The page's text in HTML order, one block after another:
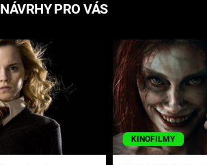
NÁVRHY PRO VÁS
KINOFILMY